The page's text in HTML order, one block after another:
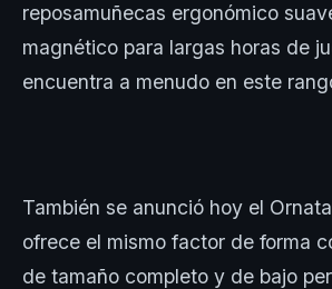
reposamuñecas ergonómico
magnético para largas horas de
encuentra a menudo en este
También se anunció hoy el
ofrece el mismo factor de forma
de tamaño completo y de bajo